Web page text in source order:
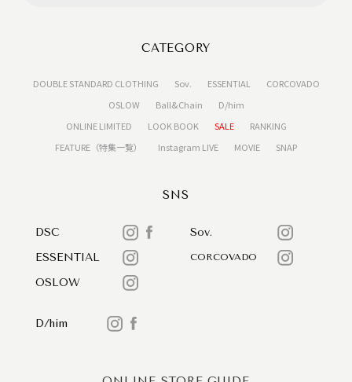
CATEGORY
DOUBLE STANDARD CLOTHING Sov. ESSENTIAL
CORCOVADO
OSLOW
Ball&Chain
D/him
ONLINE LIMITED
LOOK BOOK SALE
RANKING
FEATURE（特集一覧）
Instagram LIVE MOVIE SNAP
SNS
DSC
Sov.
ESSENTIAL
CORCOVADO
OSLOW
D/him